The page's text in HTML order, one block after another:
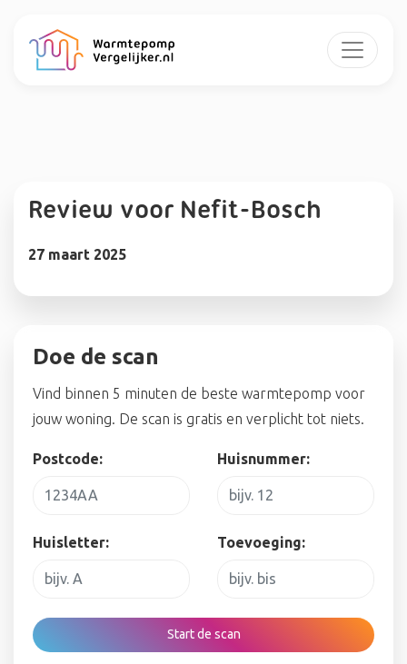
Review voor Nefit-Bosch
27 maart 2025
Doe de scan
Vind binnen 5 minuten de beste warmtepomp voor
jouw woning. De scan is gratis en verplicht tot niets.
Postcode: Huisnummer:
Huisletter: Toevoeging:
Start de scan